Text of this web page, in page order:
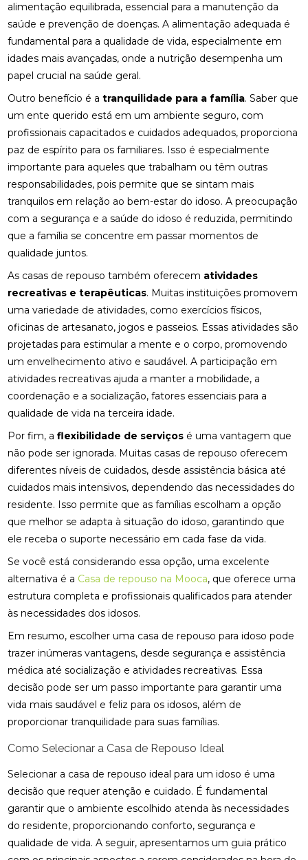
alimentação equilibrada, essencial para a manutenção da
saúde e prevenção de doenças. A alimentação adequada é
fundamental para a qualidade de vida, especialmente em
idades mais avançadas, onde a nutrição desempenha um
papel crucial na saúde geral.
Outro benefício é atranquilidade para a família. Saber que
um ente querido está em um ambiente seguro, com
profissionais capacitados e cuidados adequados, proporciona
paz de espírito para os familiares. Isso é especialmente
importante para aqueles que trabalham ou têm outras
responsabilidades, pois permite que se sintam mais
tranquilos em relação ao bem-estar do idoso. A preocupação
com a segurança e a saúde do idoso é reduzida, permitindo
que a família se concentre em passar momentos de
qualidade juntos.
As casas de repouso também oferecem atividades
recreativas e terapêuticas. Muitas instituições promovem
uma variedade de atividades, como exercícios físicos,
oficinas de artesanato, jogos e passeios. Essas atividades são
projetadas para estimular a mente e o corpo, promovendo
um envelhecimento ativo e saudável. A participação em
atividades recreativas ajuda a manter a mobilidade, a
coordenação e a socialização, fatores essenciais para a
qualidade de vida na terceira idade.
Por fim, aflexibilidade de serviços é uma vantagem que
não pode ser ignorada. Muitas casas de repouso oferecem
diferentes níveis de cuidados, desde assistência básica até
cuidados mais intensivos, dependendo das necessidades do
residente. Isso permite que as famílias escolham a opção
que melhor se adapta à situação do idoso, garantindo que
ele receba o suporte necessário em cada fase da vida.
Se você está considerando essa opção, uma excelente
alternativa é a Casa de repouso na Mooca, que oferece uma
estrutura completa e profissionais qualificados para atender
às necessidades dos idosos.
Em resumo, escolher uma casa de repouso para idoso pode
trazer inúmeras vantagens, desde segurança e assistência
médica até socialização e atividades recreativas. Essa
decisão pode ser um passo importante para garantir uma
vida mais saudável e feliz para os idosos, além de
proporcionar tranquilidade para suas famílias.
Como Selecionar a Casa de Repouso Ideal
Selecionar a casa de repouso ideal para um idoso é uma
decisão que requer atenção e cuidado. É fundamental
garantir que o ambiente escolhido atenda às necessidades
do residente, proporcionando conforto, segurança e
qualidade de vida. A seguir, apresentamos um guia prático